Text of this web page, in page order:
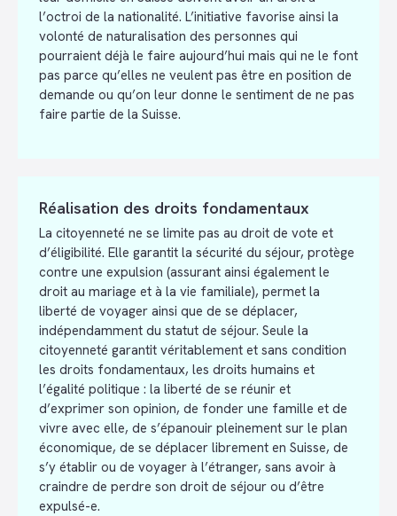
l’octroi de la nationalité. L’initiative favorise ainsi la
volonté de naturalisation des personnes qui
pourraient déjà le faire aujourd’hui mais qui ne le font
pas parce qu’elles ne veulent pas être en position de
demande ou qu’on leur donne le sentiment de ne pas
faire partie de la Suisse.
Réalisation des droits fondamentaux
La citoyenneté ne se limite pas au droit de vote et
d’éligibilité. Elle garantit la sécurité du séjour, protège
contre une expulsion (assurant ainsi également le
droit au mariage et à la vie familiale), permet la
liberté de voyager ainsi que de se déplacer,
indépendamment du statut de séjour. Seule la
citoyenneté garantit véritablement et sans condition
les droits fondamentaux, les droits humains et
l’égalité politique : la liberté de se réunir et
d’exprimer son opinion, de fonder une famille et de
vivre avec elle, de s’épanouir pleinement sur le plan
économique, de se déplacer librement en Suisse, de
s’y établir ou de voyager à l’étranger, sans avoir à
craindre de perdre son droit de séjour ou d’être
expulsé-e.